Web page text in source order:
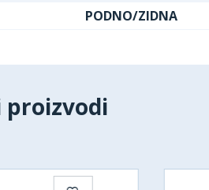
PODNO/ZIDNA
proizvodi